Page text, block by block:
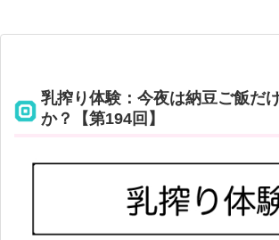
乳搾り体験：今夜は納豆ご飯だ
か？【第194回】